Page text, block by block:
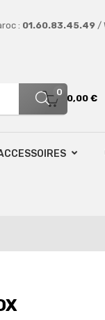
: 01.60.83.45.49 /
0
0,00 €